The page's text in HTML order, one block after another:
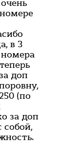
в 3
доп
(по
за доп
собой,